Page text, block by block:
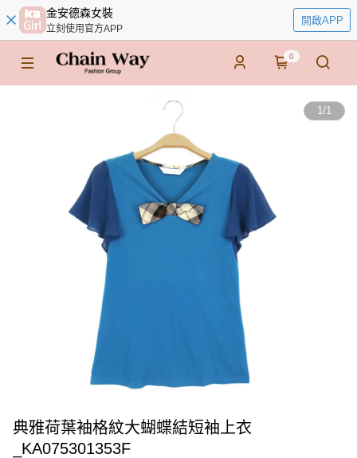
金安德森女裝
立刻使用官方APP
開啟APP
0
1/1
典雅荷葉袖格紋大蝴蝶結短袖上衣
_KA075301353F